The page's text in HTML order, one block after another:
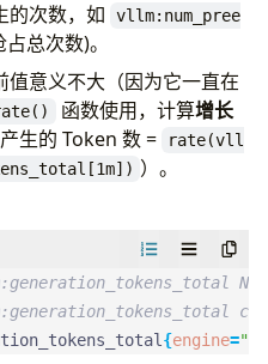
: Optional[
: Optional[
(公共前缀缓存) 统计
= self .
的次数，如
vllm:num_pree
占总次数)。
值意义不大（因为它一直在
函数使用，计算增长
产生的 Token 数 =
rate(vll
）。
{engine="0"